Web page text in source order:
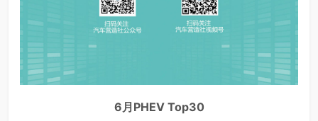
6月PHEV Top30